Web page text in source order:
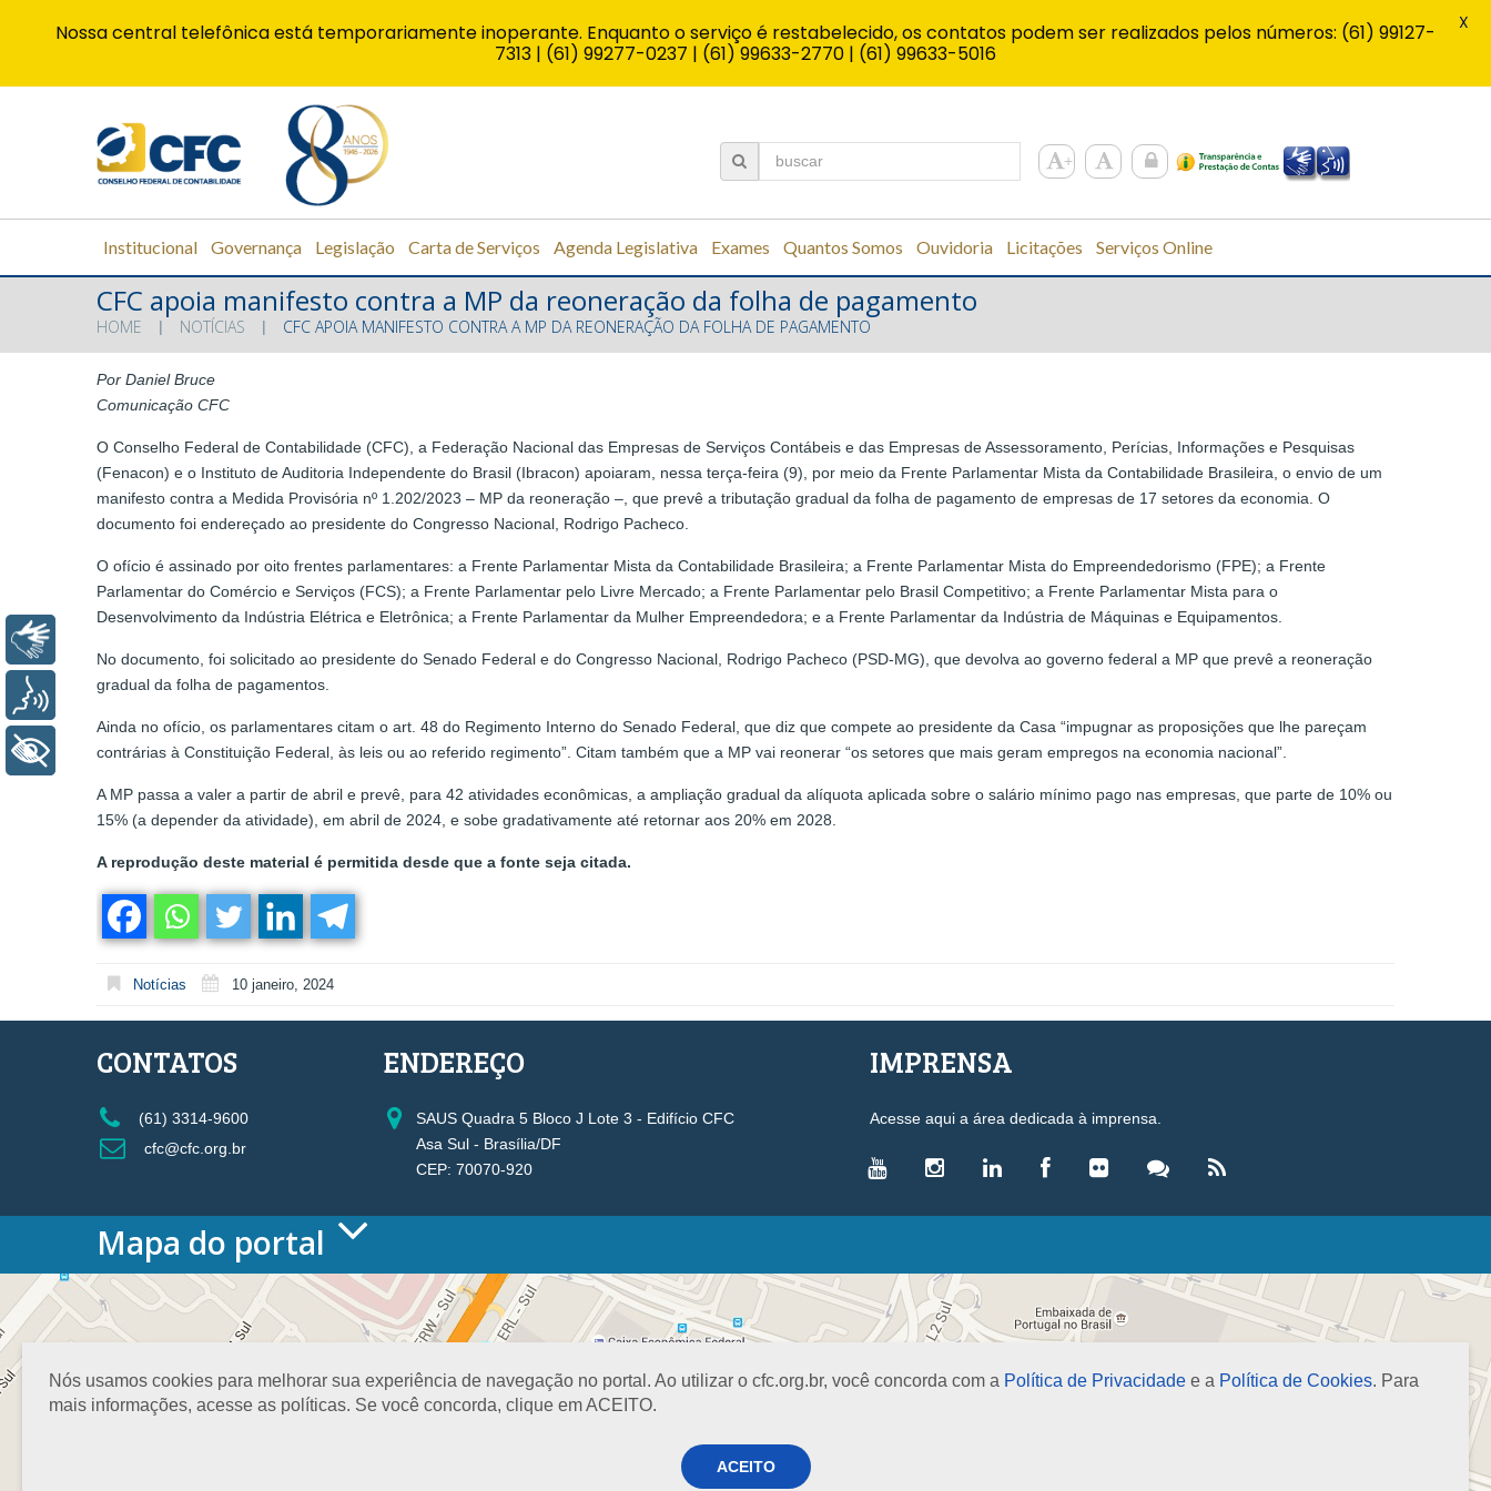
Institucional Governança Legislação Carta de Serviços Agenda Legislativa Exames Quantos Somos Ouvidoria Licitações Serviços Online
CFC apoia manifesto contra a MP da reoneração da folha de pagamento
HOME NOTÍCIAS CFC APOIA MANIFESTO CONTRA A MP DA REONERAÇÃO DA FOLHA DE PAGAMENTO
Por Daniel Bruce
Comunicação CFC
O Conselho Federal de Contabilidade (CFC), a Federação Nacional das Empresas de Serviços Contábeis e das Empresas de Assessoramento, Perícias, Informações e Pesquisas
(Fenacon) e o Instituto de Auditoria Independente do Brasil (Ibracon) apoiaram, nessa terça-feira (9), por meio da Frente Parlamentar Mista da Contabilidade Brasileira, o envio de um
manifesto contra a Medida Provisória nº 1.202/2023 – MP da reoneração –, que prevê a tributação gradual da folha de pagamento de empresas de 17 setores da economia. O
documento foi endereçado ao presidente do Congresso Nacional, Rodrigo Pacheco.
O ofício é assinado por oito frentes parlamentares: a Frente Parlamentar Mista da Contabilidade Brasileira; a Frente Parlamentar Mista do Empreendedorismo (FPE); a Frente
Parlamentar do Comércio e Serviços (FCS); a Frente Parlamentar pelo Livre Mercado; a Frente Parlamentar pelo Brasil Competitivo; a Frente Parlamentar Mista para o
Desenvolvimento da Indústria Elétrica e Eletrônica; a Frente Parlamentar da Mulher Empreendedora; e a Frente Parlamentar da Indústria de Máquinas e Equipamentos.
No documento, foi solicitado ao presidente do Senado Federal e do Congresso Nacional, Rodrigo Pacheco (PSD-MG), que devolva ao governo federal a MP que prevê a reoneração
gradual da folha de pagamentos.
Ainda no ofício, os parlamentares citam o art. 48 do Regimento Interno do Senado Federal, que diz que compete ao presidente da Casa “impugnar as proposições que lhe pareçam
contrárias à Constituição Federal, às leis ou ao referido regimento”. Citam também que a MP vai reonerar “os setores que mais geram empregos na economia nacional”.
A MP passa a valer a partir de abril e prevê, para 42 atividades econômicas, a ampliação gradual da alíquota aplicada sobre o salário mínimo pago nas empresas, que parte de 10% ou
15% (a depender da atividade), em abril de 2024, e sobe gradativamente até retornar aos 20% em 2028.
A reprodução deste material é permitida desde que a fonte seja citada.
Notícias 10 janeiro, 2024
Nós usamos cookies para melhorar sua experiência de navegação no portal. Ao utilizar o cfc.org.br, você concorda com a Política de Privacidade e a Política de Cookies. Para
mais informações, acesse as políticas. Se você concorda, clique em ACEITO.
ACEITO
CONTATOS
(61) 3314-9600
cfc@cfc.org.br
ENDEREÇO
SAUS Quadra 5 Bloco J Lote 3 - Edifício CFC
Asa Sul - Brasília/DF
CEP: 70070-920
IMPRENSA
Acesse aqui a área dedicada à imprensa.
Mapa do portal
HOME
O CONSELHO
Conselho Diretor
Planejamento
Organograma
VICE-PRESIDÊNCIAS
Administrativa
Controle Interno
Governança e Gestão Estratégica
Fiscalização, Ética e Disciplina
LEGISLAÇÃO
Decretos-Lei
Normas Brasileiras de Contabilidade
Nossa central telefônica está temporariamente inoperante. Enquanto o serviço é restabelecido, os contatos podem ser realizados pelos números: (61) 99127-
7313 | (61) 99277-0237 | (61) 99633-2770 | (61) 99633-5016
X
Voz
+ Acessibilidade